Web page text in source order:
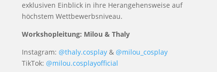
exklusiven Einblick in ihre Herangehensweise auf
höchstem Wettbewerbsniveau.
Workshopleitung: Milou & Thaly
Instagram: @thaly.cosplay& @milou_cosplay
TikTok: @milou.cosplayofficial